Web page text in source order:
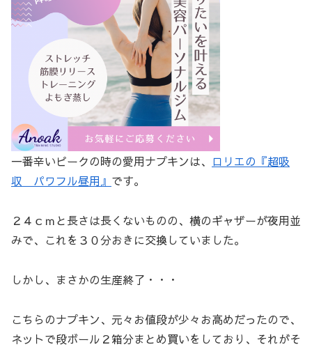
一番辛いピークの時の愛用ナプキンは、 ロリエの『超吸
収 パワフル昼用』 です。
２４ｃｍと長さは長くないものの、横のギャザーが夜用並
みで、これを３０分おきに交換していました。
しかし、まさかの生産終了・・・
こちらのナプキン、元々お値段が少々お高めだったので、
ネットで段ボール２箱分まとめ買いをしており、それがそ